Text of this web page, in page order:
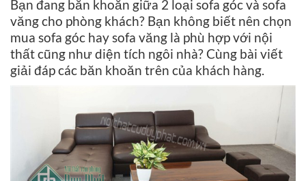
Bạn đang băn khoăn giữa 2 loại sofa góc và sofa
văng cho phòng khách? Bạn không biết nên chọn
mua sofa góc hay sofa văng là phù hợp với nội
thất cũng như diện tích ngôi nhà? Cùng bài viết
giải đáp các băn khoăn trên của khách hàng.